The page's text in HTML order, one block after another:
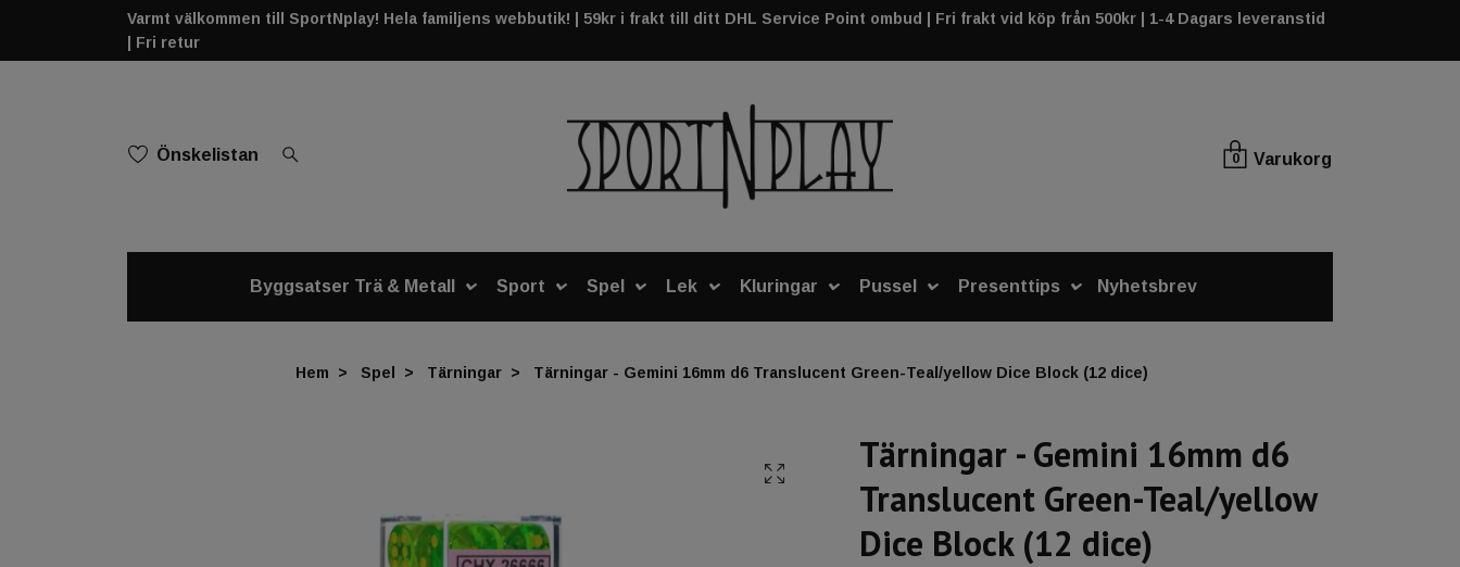
Varmt välkommen till SportNplay! Hela familjens webbutik! | 59kr i frakt till ditt DHL Service Point ombud | Fri frakt vid köp från 500kr | 1-4 Dagars leveranstid
| Fri retur
Önskelistan 0 Varukorg
Byggsatser Trä & Metall Sport Spel Lek Kluringar Pussel Presenttips Nyhetsbrev
Hem Spel Tärningar Tärningar - Gemini 16mm d6 Translucent Green-Teal/yellow Dice Block (12 dice)
Tärningar - Gemini 16mm d6
Translucent Green-Teal/yellow
Dice Block (12 dice)